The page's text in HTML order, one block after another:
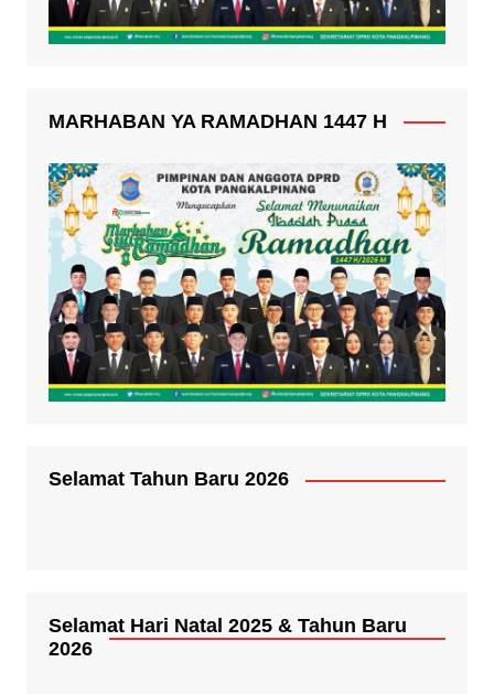
MARHABAN YA RAMADHAN 1447 H
Selamat Tahun Baru 2026
Selamat Hari Natal 2025 & Tahun Baru
2026